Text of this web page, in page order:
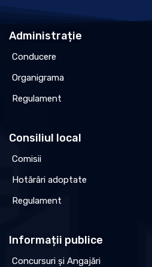
Administrație
Conducere
Organigrama
Regulament
Consiliul local
Comisii
Hotărâri adoptate
Regulament
Informații publice
Concursuri și Angajări